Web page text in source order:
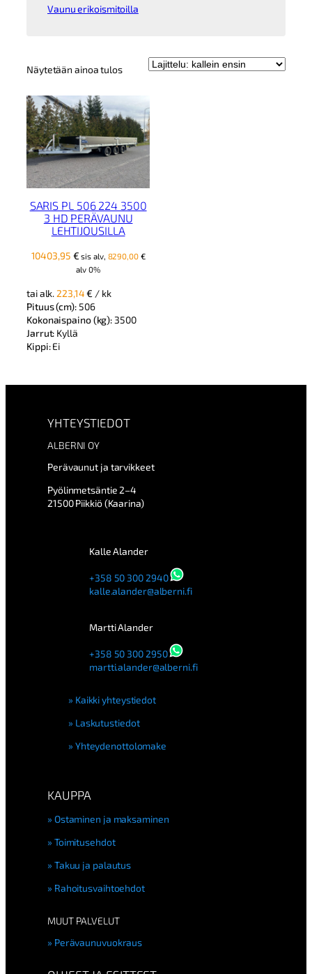
Vaunu erikoismitoilla
Näytetään ainoa tulos
SARIS PL 506 224 3500
3 HD PERÄVAUNU
LEHTIJOUSILLA
10403,95 € sis alv, 8290,00 €
alv 0%
tai alk. 223,14€ / kk
Pituus (cm): 506
Kokonaispaino (kg): 3500
Jarrut: Kyllä
Kippi:Ei
YHTEYSTIEDOT
ALBERNI OY
Perävaunut ja tarvikkeet
Pyölinmetsäntie 2–4
21500 Piikkiö (Kaarina)
Kalle Alander
+358 50 300 2940
kalle.alander@alberni.fi
Martti Alander
+358 50 300 2950
martti.alander@alberni.fi
Kaikki yhteystiedot
Laskutustiedot
Yhteydenottolomake
KAUPPA
Ostaminen ja maksaminen
Toimitusehdot
Takuu ja palautus
Rahoitusvaihtoehdot
MUUT PALVELUT
Perävaunuvuokraus